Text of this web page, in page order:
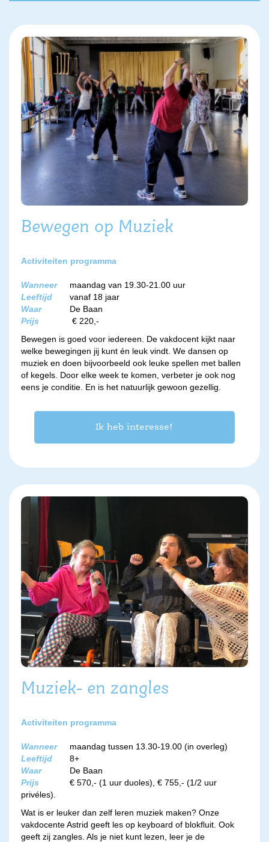
Bewegen op Muziek
Activiteiten programma
Wanneer
maandag van 19.30-21.00 uur
Leeftijd
vanaf 18 jaar
Waar
De Baan
Prijs
€ 220,-
Bewegen is goed voor iedereen. De vakdocent kijkt naar
welke bewegingen jij kunt én leuk vindt. We dansen op
muziek en doen bijvoorbeeld ook leuke spellen met ballen
of kegels. Door elke week te komen, verbeter je ook nog
eens je conditie. En is het natuurlijk gewoon gezellig.
Ik heb interesse!
Muziek- en zangles
Activiteiten programma
Wanneer
maandag tussen 13.30-19.00 (in overleg)
Leeftijd
8+
Waar
De Baan
Prijs
€ 570,- (1 uur duoles), € 755,- (1/2 uur
privéles).
Wat is er leuker dan zelf leren muziek maken? Onze
vakdocente Astrid geeft les op keyboard of blokfluit. Ook
geeft zij zangles. Als je niet kunt lezen, leer je de